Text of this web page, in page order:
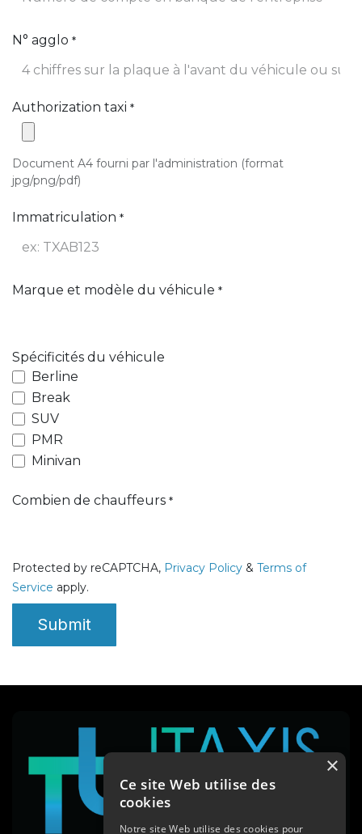
N° agglo *
Authorization taxi *
Document A4 fourni par l'administration (format
jpg/png/pdf)
Immatriculation *
Marque et modèle du véhicule *
Spécificités du véhicule
Berline
Break
SUV
PMR
Minivan
Combien de chauffeurs *
Protected by reCAPTCHA, Privacy ​Policy & Terms of
Service apply.
Submit
×
Ce site Web utilise des
cookies
Notre site Web utilise des cookies pour